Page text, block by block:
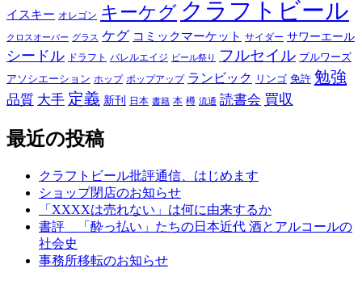
イスキー オレゴン キーケグ クラフトビール
クロスオーバー グラス ケグ コミックマーケット サイダー サワーエール
シードル ドラフト バレルエイジ ビール祭り フルセイル ブルワーズ
アソシエーション ホップ ポップアップ ランビック リンゴ 免許 勉強
品質 大手 定義 新刊 日本 書籍 本 樽 流通 読書会 買収
最近の投稿
クラフトビール批評通信、はじめます
ショップ閉店のお知らせ
「XXXXは売れない」は何に由来するか
書評 「酔っ払い」たちの日本近代 酒とアルコールの
社会史
事務所移転のお知らせ